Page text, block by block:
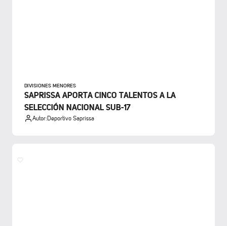
DIVISIONES MENORES
SAPRISSA APORTA CINCO TALENTOS A LA
SELECCIÓN NACIONAL SUB-17
Autor:Deportivo Saprissa